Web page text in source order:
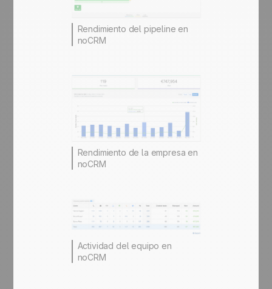
Rendimiento del pipeline en
noCRM
Rendimiento de la empresa en
noCRM
Actividad del equipo en
noCRM